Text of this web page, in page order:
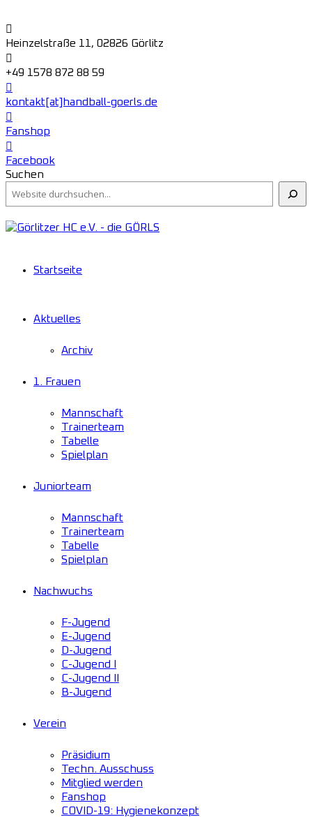
Heinzelstraße 11, 02826 Görlitz
+49 1578 872 88 59
kontakt[at]handball-goerls.de
Fanshop
Facebook
Suchen
Startseite
Aktuelles
Archiv
1. Frauen
Mannschaft
Trainerteam
Tabelle
Spielplan
Juniorteam
Mannschaft
Trainerteam
Tabelle
Spielplan
Nachwuchs
F-Jugend
E-Jugend
D-Jugend
C-Jugend I
C-Jugend II
B-Jugend
Verein
Präsidium
Techn. Ausschuss
Mitglied werden
Fanshop
COVID-19: Hygienekonzept